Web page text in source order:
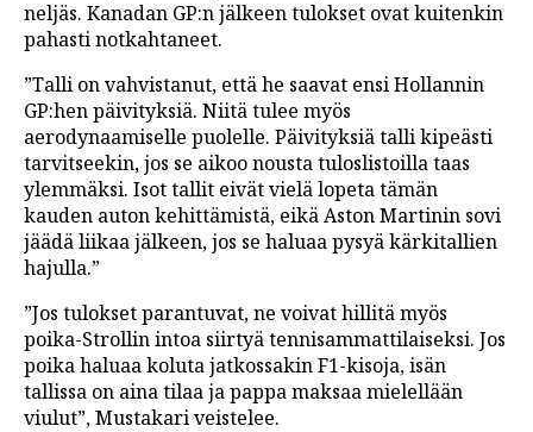
neljäs. Kanadan GP:n jälkeen tulokset ovat kuitenkin
pahasti notkahtaneet.
”Talli on vahvistanut, että he saavat ensi Hollannin
GP:hen päivityksiä. Niitä tulee myös
aerodynaamiselle puolelle. Päivityksiä talli kipeästi
tarvitseekin, jos se aikoo nousta tuloslistoilla taas
ylemmäksi. Isot tallit eivät vielä lopeta tämän
kauden auton kehittämistä, eikä Aston Martinin sovi
jäädä liikaa jälkeen, jos se haluaa pysyä kärkitallien
hajulla.”
”Jos tulokset parantuvat, ne voivat hillitä myös
poika-Strollin intoa siirtyä tennisammattilaiseksi. Jos
poika haluaa koluta jatkossakin F1-kisoja, isän
tallissa on aina tilaa ja pappa maksaa mielellään
viulut”, Mustakari veistelee.